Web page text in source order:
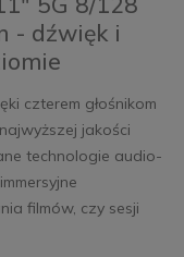
- dźwięk i
czterem głośnikom
jakości
technologie audio-
filmów, czy sesji